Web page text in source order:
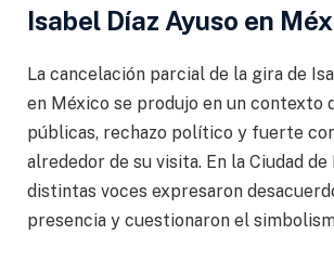
Isabel Díaz Ayuso en
La cancelación parcial de la gira de
en México se produjo en un contexto
públicas, rechazo político y fuerte
alrededor de su visita. En la Ciudad de
distintas voces expresaron
presencia y cuestionaron el